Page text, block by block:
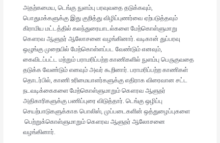
அதற்கமைய, டெங்கு நுளம்பு பரவுவதை தடுக்கவும்,
பொதுமக்களுக்கு இது குறித்து விழிப்புணர்வை ஏற்படுத்தவும்
கிராமிய மட்டத்தில் கலந்துரையாடல்களை மேற்கொள்ளுமாறு
கௌரவ ஆளுநர் ஆலோசனை வழங்கினார். வடிகான் துப்பரவு
ஒழுங்கு முறையில் மேற்கொள்ளப்பட வேண்டும் எனவும்,
கைவிடப்பட்ட மற்றும் பராமரிப்பற்ற காணிகளில் நுளம்பு பெருகுவதை
தடுக்க வேண்டும் எனவும் அவர் கூறினார். பராமரிப்பற்ற காணிகள்
தொடர்பில், காணி உரிமையாளர்களுக்கு எதிராக விரைவான சட்ட
நடவடிக்கைகளை மேற்கொள்ளுமாறும் கௌரவ ஆளுநர்
அதிகாரிகளுக்கு பணிப்புரை விடுத்தார். டெங்கு ஒழிப்பு
செயற்பாடுகளுக்காக பொலிஸ், முப்படைகளின் ஒத்துழைப்புகளை
பெற்றுக்கொள்ளுமாறும் கௌரவ ஆளுநர் ஆலோசனை
வழங்கினார்.